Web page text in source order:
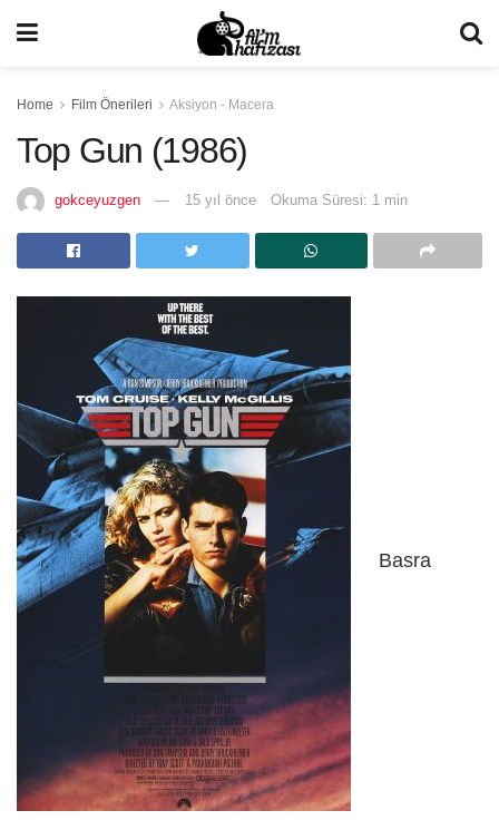
Home Film Önerileri Aksiyon - Macera
Top Gun (1986)
gokceyuzgen 15 yıl önce Okuma Süresi: 1 min
Basra